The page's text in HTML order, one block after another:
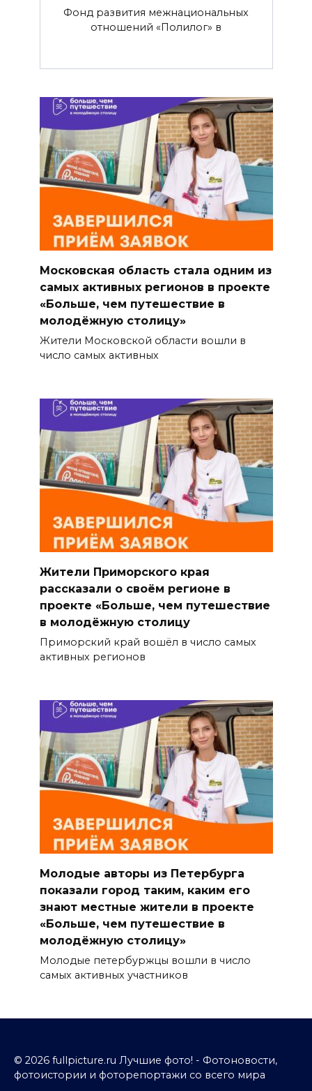
Фонд развития межнациональных
отношений «Полилог» в
Московская область стала одним из
самых активных регионов в проекте
«Больше, чем путешествие в
молодёжную столицу»
Жители Московской области вошли в
число самых активных
Жители Приморского края
рассказали о своём регионе в
проекте «Больше, чем путешествие
в молодёжную столицу
Приморский край вошёл в число самых
активных регионов
Молодые авторы из Петербурга
показали город таким, каким его
знают местные жители в проекте
«Больше, чем путешествие в
молодёжную столицу»
Молодые петербуржцы вошли в число
самых активных участников
© 2026 fullpicture.ru Лучшие фото! - Фотоновости,
фотоистории и фоторепортажи со всего мира